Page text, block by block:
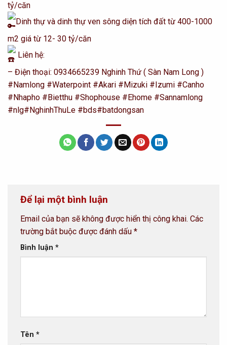
tỷ/căn
Dinh thự và dinh thự ven sông diện tích đất từ 400-1000
m2 giá từ 12- 30 tỷ/căn
Liên hệ:
– Điện thoại: 0934665239 Nghinh Thứ ( Sàn Nam Long )
#Namlong #Waterpoint #Akari #Mizuki #Izumi #Canho
#Nhapho #Bietthu #Shophouse #Ehome #Sannamlong
#nlg#NghinhThuLe #bds#batdongsan
Để lại một bình luận
Email của bạn sẽ không được hiển thị công khai. Các
trường bắt buộc được đánh dấu *
Bình luận *
Tên *